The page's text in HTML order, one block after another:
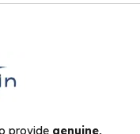
provide genuine,